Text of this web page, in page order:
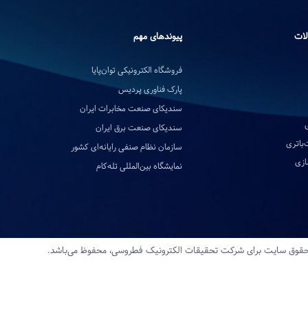
پیوندهای مهم
فروشگاه الکترونیکی توان‌پایا
پارک فناوری پردیس
سندیکای صنعت مخابرات ایران
سندیکای صنعت برق ایران
سازمان نظام صنفی رایانه‌ای کشور
نمایشگاه بین‌المللی تله‌کام
سایت برای شرکت تحقیقات‌ الکترونیک‌ فطروسی، محفوظ می‌باشد.